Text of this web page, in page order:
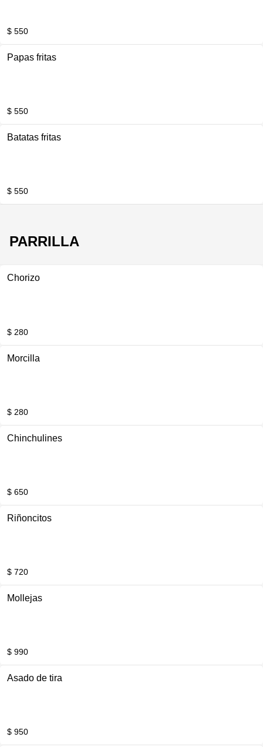
$ 550
Papas fritas
$ 550
Batatas fritas
$ 550
PARRILLA
Chorizo
$ 280
Morcilla
$ 280
Chinchulines
$ 650
Riñoncitos
$ 720
Mollejas
$ 990
Asado de tira
$ 950